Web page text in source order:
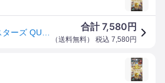
合計7,580 円
（送料無料） 税込 7,580円